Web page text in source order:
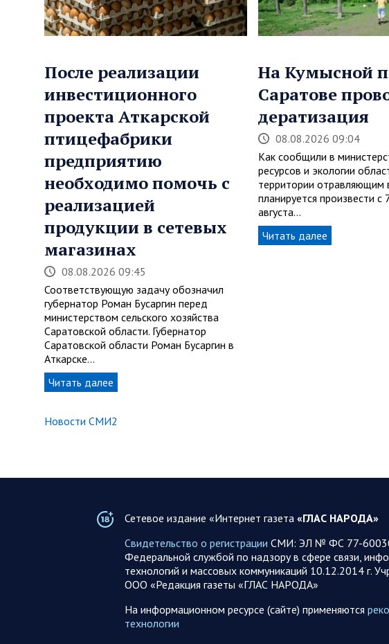
После реализации
инвестиционного
проекта Аткарской
птицефабрики
предприятию
необходимо помочь с
реализацией
продукции в сетевых
магазинах
08.08.2026 09:45
Соответствующую задачу обозначил
губернатор Роман Бусаргин перед
министерством сельского хозяйства
Саратовской области. Губернатор
Саратовской области Роман Бусаргин в
Аткарске…
Читать далее
На Кумысной
Саратове
дератизация
08.08.2026 09:04
Как сообщили в
ресурсов и экологии
территории отравляющим
планируется произвести с
августа…
Читать далее
Новости СМИ2
Сетевое издание «Интернет газета «ГЛАС НАРОДА»
Свидетельство о регистрации СМИ: ЭЛ № ФС 77-
Федеральной службой по надзору в сфере связи,
технологий и массовых коммуникаций 10.12.2014 г.
ООО «Редакция газеты «ГЛАС НАРОДА»
На информационном ресурсе (сайте) применяются
технологии